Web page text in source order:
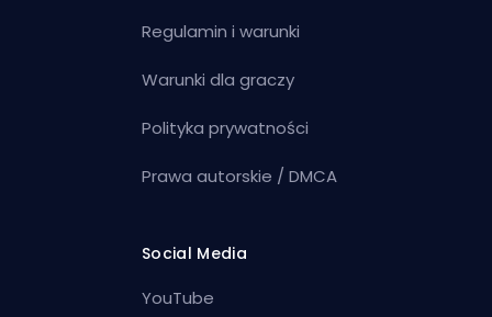
Regulamin i warunki
Warunki dla graczy
Polityka prywatności
Prawa autorskie / DMCA
Social Media
YouTube